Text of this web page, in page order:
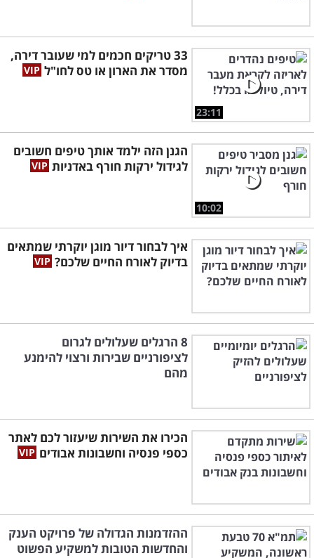
23:11
33 טריקים חכמים למי שעובר דירה,
מסדר את הארון או טס לחו"ל
10:02
הגנן הזה ילמד אותך טיפים חשובים
לגידול ירקות חורף באדניות
איך לבחור דיור מוגן יוקרתי שמתאים
בדיוק לאורח החיים שלכם?
8 הרגלים שעלולים לגרום
לציפורניים שבירות ורצוי להימנע
מהם
הכירו את השירות שיעזור לכם לאתר
כספי פנסיה וחשבונות אבודים
ההזדמנות הגדולה של פרויקט הענק
והחדשות הטובות למשקיע הפשוט